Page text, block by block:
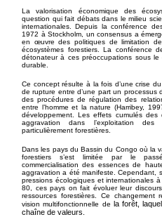
La valorisation économique des
question qui fait débats dans le milieu
internationales. Depuis la conférence
1972 à Stockholm, un consensus a
en œuvre des politiques de limitation
écosystèmes forestiers. La conférence
détonateur à ces préoccupations sous
durable.
Ce concept résulte à la fois d’une crise
de rupture entre d’une part un processus
des procédures de régulation des
entre l’homme et la nature (Harribey,
développement. Les effets cumulés
aggravation dans l’exploitation des
particulièrement forestières.
Dans les pays du Bassin du Congo où la
forestiers s’est limitée par le
commercialisation des essences de
aggravation a été manifeste. Cependant,
pressions écologiques et internationales
80, ces pays on fait évoluer leur
ressources forestières. Ce changement
vision multifonctionnelle de la forêt,
chaîne de valeurs.